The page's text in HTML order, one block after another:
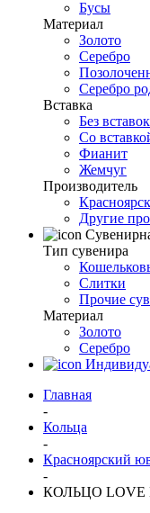
Бусы
Материал
Золото
Серебро
Серебро
Вставка
Без вставок
Со
Фианит
Жемчуг
Производитель
Другие
Тип сувенира
Слитки
Прочие
Материал
Золото
Серебро
Главная
-
Кольца
-
Красноярский
-
КОЛЬЦО LOVE